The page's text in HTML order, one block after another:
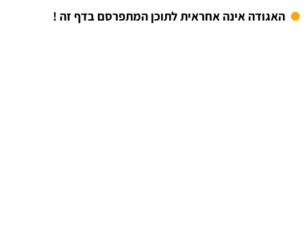
האגודה אינה אחראית לתוכן המתפרסם בדף זה !